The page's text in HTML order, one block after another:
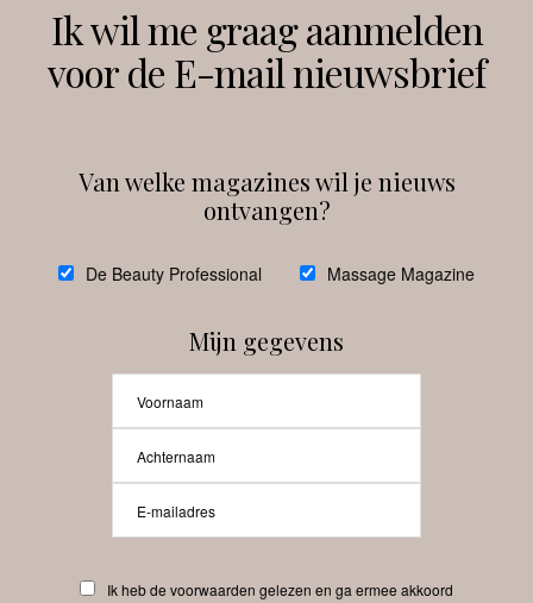
Instagram Facebook
debeautyprofessional
Beauty-Pro.nl
Ik wil me graag aanmelden
voor de E-mail nieuwsbrief
Van welke magazines wil je nieuws
ontvangen?
De Beauty Professional Massage Magazine
Mijn gegevens
Ik heb de voorwaarden gelezen en ga ermee akkoord